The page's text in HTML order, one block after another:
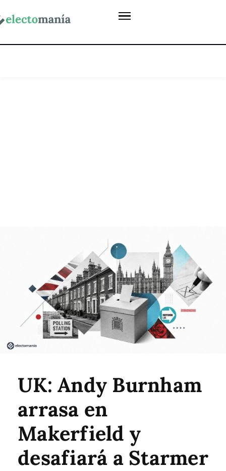
UK: Andy Burnham
arrasa en
Makerfield y
desafiará a Starmer